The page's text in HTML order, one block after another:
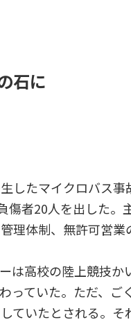
石に
したマイクロバス
傷者20人を出した
理体制、無許可営
は高校の陸上競技
っていた。ただ、
ていたとされる。